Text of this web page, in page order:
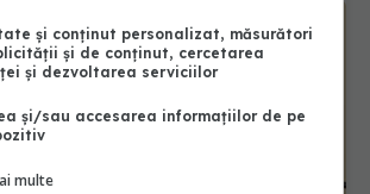
și conținut personalizat, măsurători
și de conținut, cercetarea
și dezvoltarea serviciilor
și/sau accesarea informațiilor de pe
multe